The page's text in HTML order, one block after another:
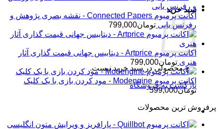
سبد خرید
هیچ محصولی در سبد خرید نیست.
بازگشت به فروشگاه
اکانت پرمیوم Connected Papers - نقشه بصری پژوهش و
رفرنس یابی تومان799,000
اکانت پرمیوم Artprice - دیتابیس جهانی قیمت ‌گذاری آثار
هنری تومان799,000
اکانت پرمیوم Modengine - مود کردن بازی با یک کلیک
تومان599,000
پرفروش ترین محصولات